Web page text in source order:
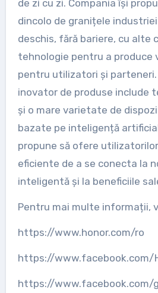
de zi cu zi. Compania își
dincolo de granițele
deschis, fără bariere, cu alte
tehnologie pentru a produce
pentru utilizatori și
inovator de produse include
și o mare varietate de
bazate pe inteligență
propune să ofere
eficiente de a se conecta la
inteligentă și la beneficiile
Pentru mai multe informații,
https://www.honor.com/ro
https://www.facebook.com/
https://www.facebook.com/